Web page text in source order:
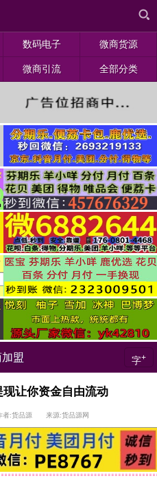
数码电子 微商货源
微商引流 全部分类
盟 字+
让你资金自由流动
:货品源 来源:货品源网